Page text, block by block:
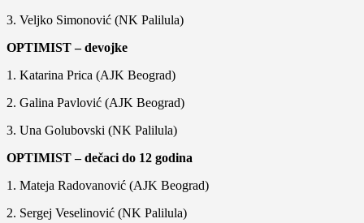
3. Veljko Simonović (NK Palilula)
OPTIMIST – devojke
1. Katarina Prica (AJK Beograd)
2. Galina Pavlović (AJK Beograd)
3. Una Golubovski (NK Palilula)
OPTIMIST – dečaci do 12 godina
1. Mateja Radovanović (AJK Beograd)
2. Sergej Veselinović (NK Palilula)